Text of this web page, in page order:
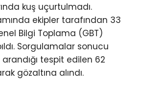
kuş uçurtulmadı.
ekipler tarafından 33
Bilgi Toplama (GBT)
Sorgulamalar sonucu
tespit edilen 62
gözaltına alındı.